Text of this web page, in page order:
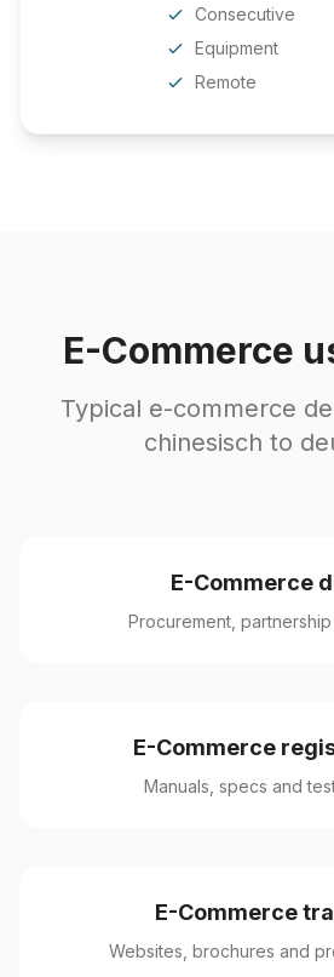
Consecutive
Equipment
Remote
E-Commerce
Typical e-commerce
chinesisch to
E-Commerce
Procurement, partnership
E-Commerce
Manuals, specs and
E-Commerce
Websites, brochures and